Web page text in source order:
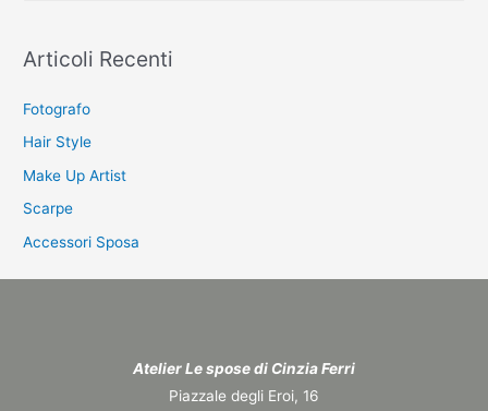
c
:
Articoli Recenti
Fotografo
Hair Style
Make Up Artist
Scarpe
Accessori Sposa
Atelier Le spose di Cinzia Ferri
Piazzale degli Eroi, 16